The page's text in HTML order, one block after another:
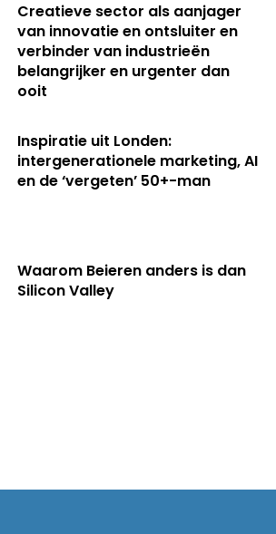
Creatieve sector als aanjager
van innovatie en ontsluiter en
verbinder van industrieën
belangrijker en urgenter dan
ooit
Inspiratie uit Londen:
intergenerationele marketing, AI
en de ‘vergeten’ 50+-man
Waarom Beieren anders is dan
Silicon Valley